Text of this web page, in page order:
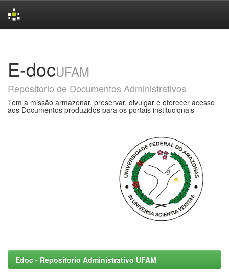
E-docUFAM
Repositorio de Documentos Administrativos
Tem a missão armazenar, preservar, divulgar e oferecer acesso
aos Documentos produzidos para os portais institucionais
Edoc - Repositorio Administrativo UFAM